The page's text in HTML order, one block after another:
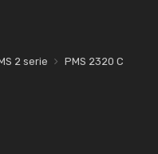
2 serie PMS 2320 C